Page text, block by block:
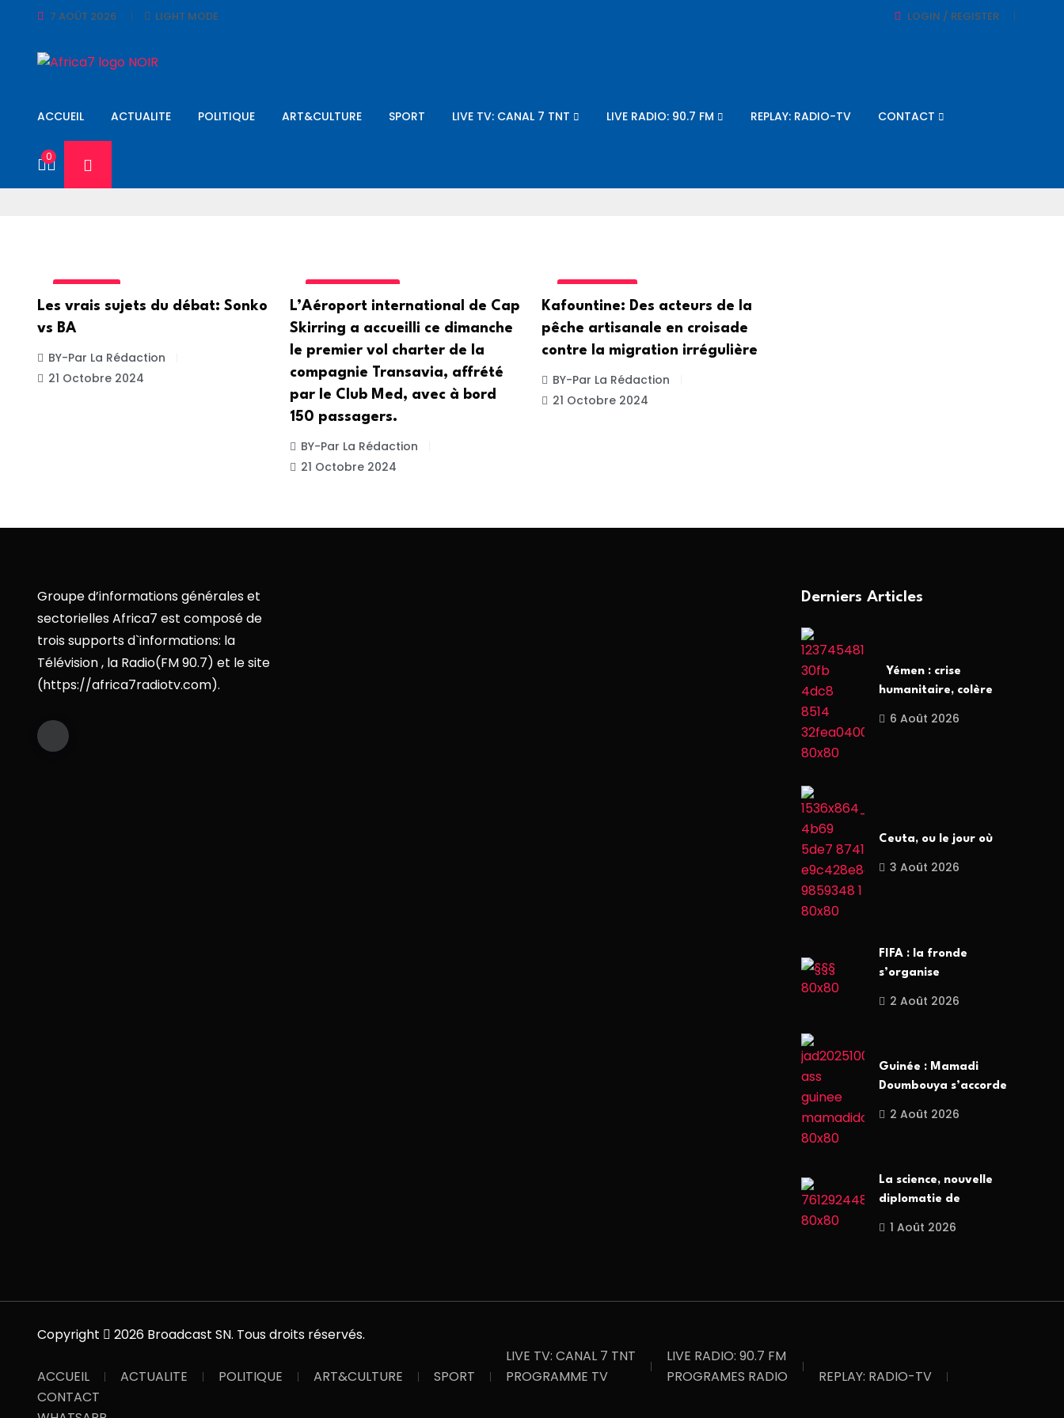
7 AOÛT 2026 LIGHT MODE LOGIN / REGISTER
ACCUEIL ACTUALITE POLITIQUE ART&CULTURE SPORT LIVE TV: CANAL 7 TNT LIVE RADIO: 90.7 FM REPLAY: RADIO-TV CONTACT
0
Les vrais sujets du débat: Sonko
vs BA
BY-Par La Rédaction
21 Octobre 2024
L’Aéroport international de Cap
Skirring a accueilli ce dimanche
le premier vol charter de la
compagnie Transavia, affrété
par le Club Med, avec à bord
150 passagers.
BY-Par La Rédaction
21 Octobre 2024
Kafountine: Des acteurs de la
pêche artisanale en croisade
contre la migration irrégulière
BY-Par La Rédaction
21 Octobre 2024
Groupe d’informations générales et
sectorielles Africa7 est composé de
trois supports d`informations: la
Télévision , la Radio(FM 90.7) et le site
(https://africa7radiotv.com).
Derniers Articles
Yémen : crise
humanitaire, colère
6 Août 2026
Ceuta, ou le jour où
3 Août 2026
FIFA : la fronde
s’organise
2 Août 2026
Guinée : Mamadi
Doumbouya s’accorde
2 Août 2026
La science, nouvelle
diplomatie de
1 Août 2026
Copyright 2026 Broadcast SN. Tous droits réservés.
ACCUEIL ACTUALITE POLITIQUE ART&CULTURE SPORT
LIVE TV: CANAL 7 TNT
PROGRAMME TV
LIVE RADIO: 90.7 FM
PROGRAMES RADIO
REPLAY: RADIO-TV
CONTACT